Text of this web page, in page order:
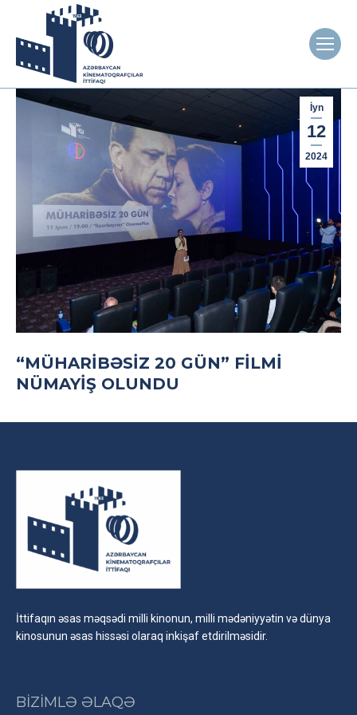
İyn
12
2024
“MÜHARIBƏSIZ 20 GÜN” FILMI
NÜMAYIŞ OLUNDU
İttifaqın əsas məqsədi milli kinonun, milli mədəniyyətin və dünya
kinosunun əsas hissəsi olaraq inkişaf etdirilməsidir.
BİZİMLƏ ƏLAQƏ